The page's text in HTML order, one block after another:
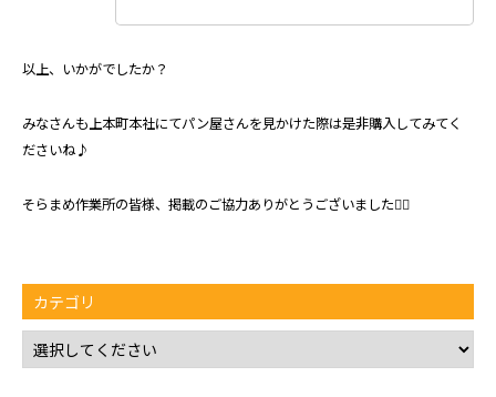
以上、いかがでしたか？
みなさんも上本町本社にてパン屋さんを見かけた際は是非購入してみてく
ださいね♪
そらまめ作業所の皆様、掲載のご協力ありがとうございました🙇‍♀️
カテゴリ